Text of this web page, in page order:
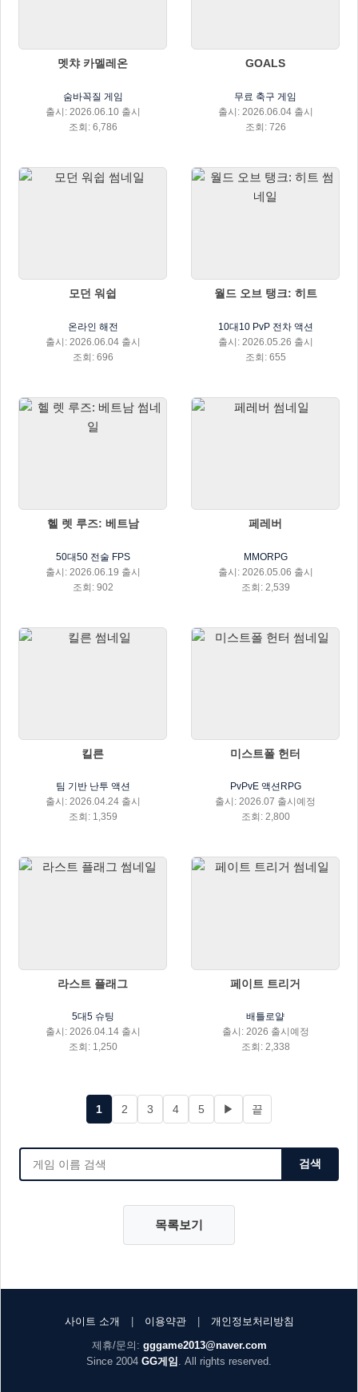
멧챠 카멜레온
숨바꼭질 게임
출시: 2026.06.10 출시
조회: 6,786
GOALS
무료 축구 게임
출시: 2026.06.04 출시
조회: 726
모던 워쉽
온라인 해전
출시: 2026.06.04 출시
조회: 696
월드 오브 탱크: 히트
10대10 PvP 전차 액션
출시: 2026.05.26 출시
조회: 655
헬 렛 루즈: 베트남
50대50 전술 FPS
출시: 2026.06.19 출시
조회: 902
페레버
MMORPG
출시: 2026.05.06 출시
조회: 2,539
킬른
팀 기반 난투 액션
출시: 2026.04.24 출시
조회: 1,359
미스트폴 헌터
PvPvE 액션RPG
출시: 2026.07 출시예정
조회: 2,800
라스트 플래그
5대5 슈팅
출시: 2026.04.14 출시
조회: 1,250
페이트 트리거
배틀로얄
출시: 2026 출시예정
조회: 2,338
1 2 3 4 5 ▶ 끝
검색
목록보기
사이트 소개 이용약관
개인정보처리방침
제휴/문의: gggame2013@naver.com
Since 2004 GG게임 . All rights reserved.